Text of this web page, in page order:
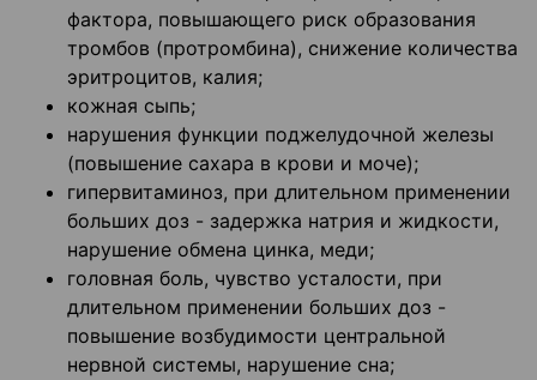
фактора, повышающего риск образования
тромбов (протромбина), снижение количества
эритроцитов, калия;
кожная сыпь;
нарушения функции поджелудочной железы
(повышение сахара в крови и моче);
гипервитаминоз, при длительном применении
больших доз - задержка натрия и жидкости,
нарушение обмена цинка, меди;
головная боль, чувство усталости, при
длительном применении больших доз -
повышение возбудимости центральной
нервной системы, нарушение сна;